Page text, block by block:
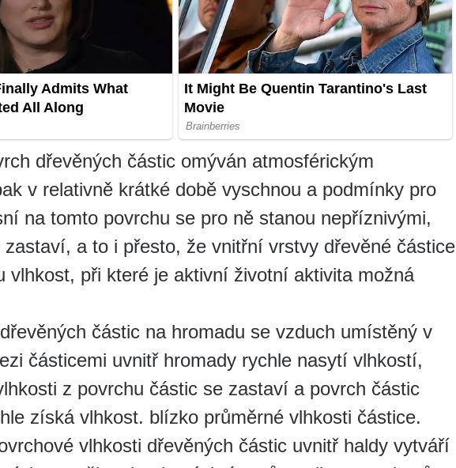
dřevěných částic omýván atmosférickým
v relativně krátké době vyschnou a podmínky pro
na tomto povrchu se pro ně stanou nepříznivými,
zastaví, a to i přesto, že vnitřní vrstvy dřevěné částice
vlhkost, při které je aktivní životní aktivita možná
částic na hromadu se vzduch umístěný v
částicemi uvnitř hromady rychle nasytí vlhkostí,
z povrchu částic se zastaví a povrch částic
získá vlhkost. blízko průměrné vlhkosti částice.
vlhkosti dřevěných částic uvnitř haldy vytváří